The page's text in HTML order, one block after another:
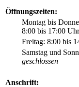
Öffnungszeiten:
Montag bis
8:00 bis 17:00 Uhr
Freitag: 8:00 bis
Samstag und
geschlossen
Anschrift: